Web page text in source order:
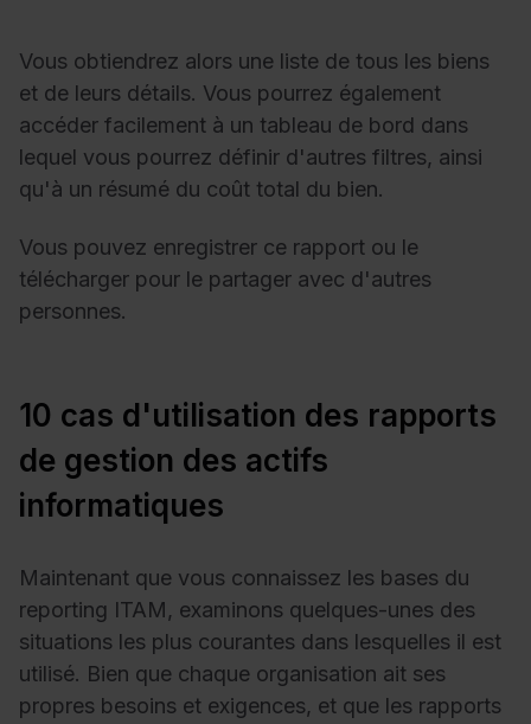
Vous obtiendrez alors une liste de tous les biens
et de leurs détails. Vous pourrez également
accéder facilement à un tableau de bord dans
lequel vous pourrez définir d'autres filtres, ainsi
qu'à un résumé du coût total du bien.
Vous pouvez enregistrer ce rapport ou le
télécharger pour le partager avec d'autres
personnes.
10 cas d'utilisation des rapports
de gestion des actifs
informatiques
Maintenant que vous connaissez les bases du
reporting ITAM, examinons quelques-unes des
situations les plus courantes dans lesquelles il est
utilisé. Bien que chaque organisation ait ses
propres besoins et exigences, et que les rapports